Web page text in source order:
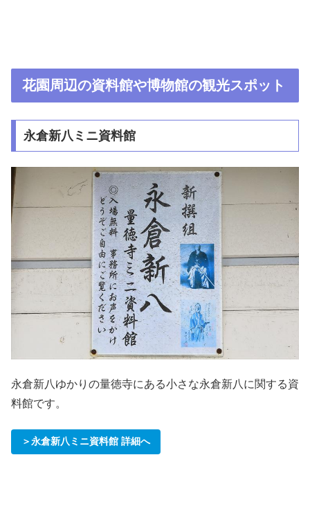
花園周辺の資料館や博物館の観光スポット
永倉新八ミニ資料館
永倉新八ゆかりの量徳寺にある小さな永倉新八に関する資
料館です。
＞永倉新八ミニ資料館 詳細へ